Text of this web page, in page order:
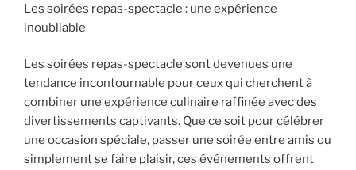
Les soirées repas-spectacle : une expérience
inoubliable
Les soirées repas-spectacle sont devenues une
tendance incontournable pour ceux qui cherchent à
combiner une expérience culinaire raffinée avec des
divertissements captivants. Que ce soit pour célébrer
une occasion spéciale, passer une soirée entre amis ou
simplement se faire plaisir, ces événements offrent